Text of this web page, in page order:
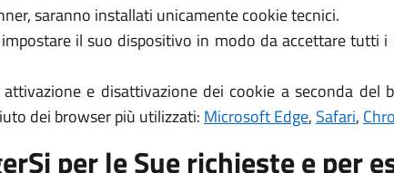
saranno installati unicamente cookie tecnici.
il suo dispositivo in modo da accettare
e disattivazione dei cookie a seconda
dei browser più utilizzati: Microsoft Edge, Safari,
per le Sue richieste e per